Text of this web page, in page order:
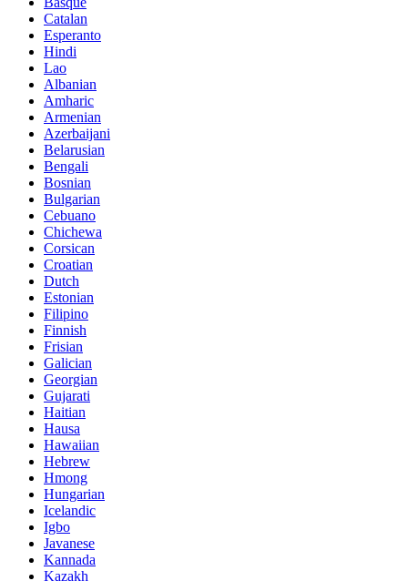
Catalan
Esperanto
Hindi
Lao
Albanian
Amharic
Armenian
Azerbaijani
Belarusian
Bengali
Bosnian
Bulgarian
Cebuano
Chichewa
Corsican
Croatian
Dutch
Estonian
Filipino
Finnish
Frisian
Galician
Georgian
Gujarati
Haitian
Hausa
Hawaiian
Hebrew
Hmong
Hungarian
Icelandic
Igbo
Javanese
Kannada
Kazakh